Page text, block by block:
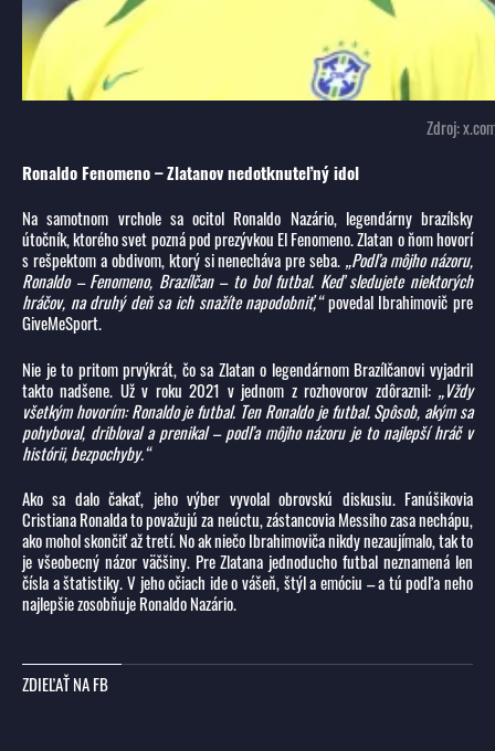
Zdroj:
Ronaldo Fenomeno – Zlatanov nedotknuteľný idol
Na samotnom vrchole sa ocitol Ronaldo Nazário, legendárny brazílsky
útočník, ktorého svet pozná pod prezývkou El Fenomeno. Zlatan o ňom hovorí
s rešpektom a obdivom, ktorý si nenecháva pre seba. „Podľa môjho názoru,
Ronaldo – Fenomeno, Brazílčan – to bol futbal. Keď sledujete niektorých
hráčov, na druhý deň sa ich snažíte napodobniť,“povedal Ibrahimovič pre
GiveMeSport.
Nie je to pritom prvýkrát, čo sa Zlatan o legendárnom Brazílčanovi vyjadril
takto nadšene. Už v roku 2021 v jednom z rozhovorov zdôraznil: „Vždy
všetkým hovorím: Ronaldo je futbal. Ten Ronaldo je futbal. Spôsob, akým sa
pohyboval, dribloval a prenikal – podľa môjho názoru je to najlepší hráč v
histórii, bezpochyby.“
Ako sa dalo čakať, jeho výber vyvolal obrovskú diskusiu. Fanúšikovia
Cristiana Ronalda to považujú za neúctu, zástancovia Messiho zasa nechápu,
ako mohol skončiť až tretí. No ak niečo Ibrahimoviča nikdy nezaujímalo, tak to
je všeobecný názor väčšiny. Pre Zlatana jednoducho futbal neznamená len
čísla a štatistiky. V jeho očiach ide o vášeň, štýl a emóciu – a tú podľa neho
najlepšie zosobňuje Ronaldo Nazário.
ZDIEĽAŤ NA FB